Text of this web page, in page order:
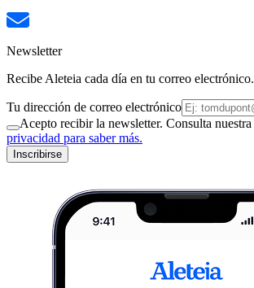
Newsletter
Recibe Aleteia cada día en tu correo electrónico.
Tu dirección de correo electrónico
Acepto recibir la newsletter. Consulta nuestra
privacidad para saber más.
Inscribirse